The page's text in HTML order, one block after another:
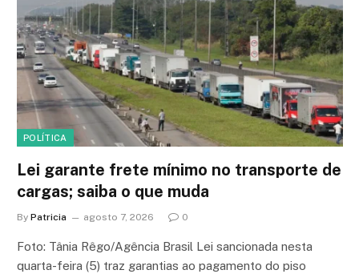
POLÍTICA
Lei garante frete mínimo no transporte de
cargas; saiba o que muda
By Patricia agosto 7, 2026 0
Foto: Tânia Rêgo/Agência Brasil Lei sancionada nesta
quarta-feira (5) traz garantias ao pagamento do piso